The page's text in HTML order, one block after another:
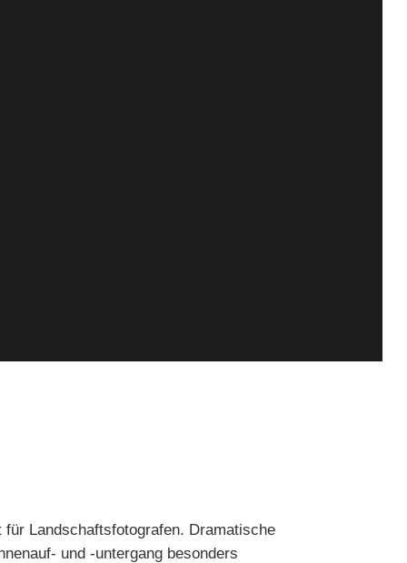
Landschaftsfotografen. Dramatische
und -untergang besonders